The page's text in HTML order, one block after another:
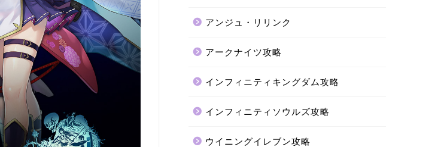
アンジュ・リリンク
アークナイツ攻略
インフィニティキングダム攻略
インフィニティソウルズ攻略
ウイニングイレブン攻略